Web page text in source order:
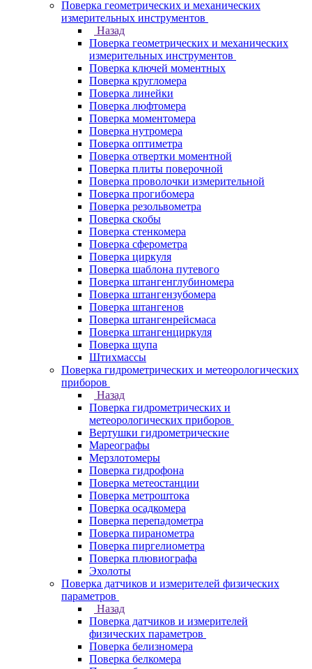
Поверка геометрических и механических
измерительных инструментов
Назад
Поверка геометрических и механических
измерительных инструментов
Поверка ключей моментных
Поверка кругломера
Поверка линейки
Поверка люфтомера
Поверка моментомера
Поверка нутромера
Поверка оптиметра
Поверка отвертки моментной
Поверка плиты поверочной
Поверка проволочки измерительной
Поверка прогибомера
Поверка резольвометра
Поверка скобы
Поверка стенкомера
Поверка сферометра
Поверка циркуля
Поверка шаблона путевого
Поверка штангенглубиномера
Поверка штангензубомера
Поверка штангенов
Поверка штангенрейсмаса
Поверка штангенциркуля
Поверка щупа
Штихмассы
Поверка гидрометрических и метеорологических
приборов
Назад
Поверка гидрометрических и
метеорологических приборов
Вертушки гидрометрические
Мареографы
Мерзлотомеры
Поверка гидрофона
Поверка метеостанции
Поверка метроштока
Поверка осадкомера
Поверка перепадометра
Поверка пиранометра
Поверка пиргелиометра
Поверка плювиографа
Эхолоты
Поверка датчиков и измерителей физических
параметров
Назад
Поверка датчиков и измерителей
физических параметров
Поверка белизномера
Поверка белкомера